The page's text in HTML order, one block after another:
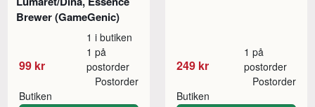
Brewer (GameGenic)
99 kr
1 i butiken
1 på
postorder
Butiken
Postorder
249 kr
1 på
postorder
Butiken
Postorder